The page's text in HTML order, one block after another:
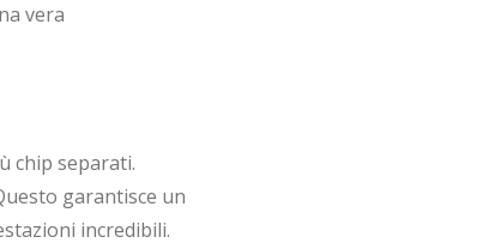
vera
chip separati.
garantisce un
incredibili.